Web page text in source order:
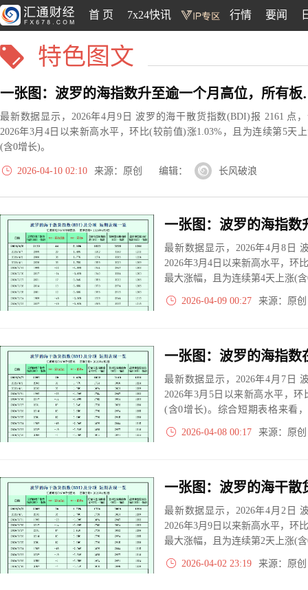
首 页 7x24快讯 行情 要闻
特色图文
一张图：波
最新数据显示，2026年4月9日 波罗的海干散货指数(BDI)报 2161 点
2026年3月4日以来新高水平，环比(较前值)涨1.03%，且为连续第5天
(含0增长)。
2026-04-10 02:10 来源：原创 编辑： 长风破浪
最新数据显示，2026年4月8日
2026年3月4日以来新高水平，环
最大涨幅，且为连续第4天上涨(
2026-04-09 00:27 来源：原
最新数据显示，2026年4月7日
2026年3月5日以来新高水平，
(含0增长)。综合短期表格来看
次，负增长5次，零增长是0次。
2026-04-08 00:17 来源：原
最新数据显示，2026年4月2日
2026年3月9日以来新高水平，环
最大涨幅，且为连续第2天上涨(
2026-04-02 23:19 来源：原